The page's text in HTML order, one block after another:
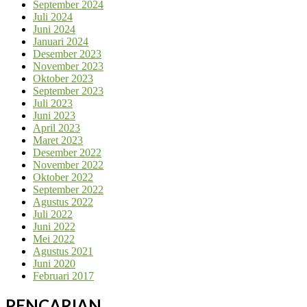
September 2024
Juli 2024
Juni 2024
Januari 2024
Desember 2023
November 2023
Oktober 2023
September 2023
Juli 2023
Juni 2023
April 2023
Maret 2023
Desember 2022
November 2022
Oktober 2022
September 2022
Agustus 2022
Juli 2022
Juni 2022
Mei 2022
Agustus 2021
Juni 2020
Februari 2017